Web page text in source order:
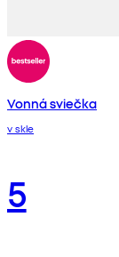
Vonná sviečka
v skle
5